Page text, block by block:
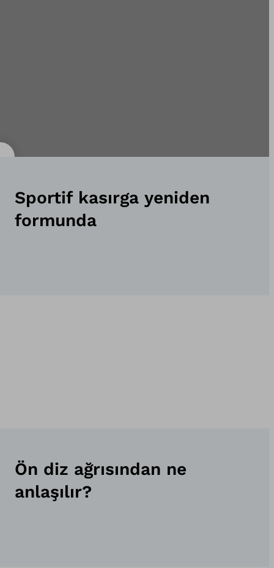
Sportif kasırga yeniden
formunda
Ön diz ağrısından ne
anlaşılır?